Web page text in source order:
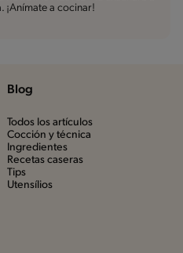
¡Anímate a cocinar!
Blog
Todos los artículos
Cocción y técnica
Ingredientes
Recetas caseras
Tips
Utensílios